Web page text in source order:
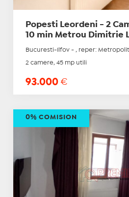
Popesti Leordeni - 2
10 min Metrou Dimitrie
Bucuresti-Ilfov - , reper:
2 camere, 45 mp utili
93.000 €
0% COMISION